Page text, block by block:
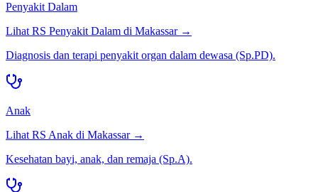
Penyakit Dalam
Lihat RS Penyakit Dalam di Makassar→
Diagnosis dan terapi penyakit organ dalam dewasa (Sp.PD).
Anak
Lihat RS Anak di Makassar→
Kesehatan bayi, anak, dan remaja (Sp.A).